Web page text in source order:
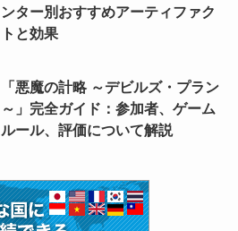
ンター別おすすめアーティファク
トと効果
「悪魔の計略 ～デビルズ・プラン
～」完全ガイド：参加者、ゲーム
ルール、評価について解説